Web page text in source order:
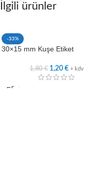
İlgili ürünler
-33%
30×15 mm Kuşe Etiket
1,80€ 1,20 € + kdv